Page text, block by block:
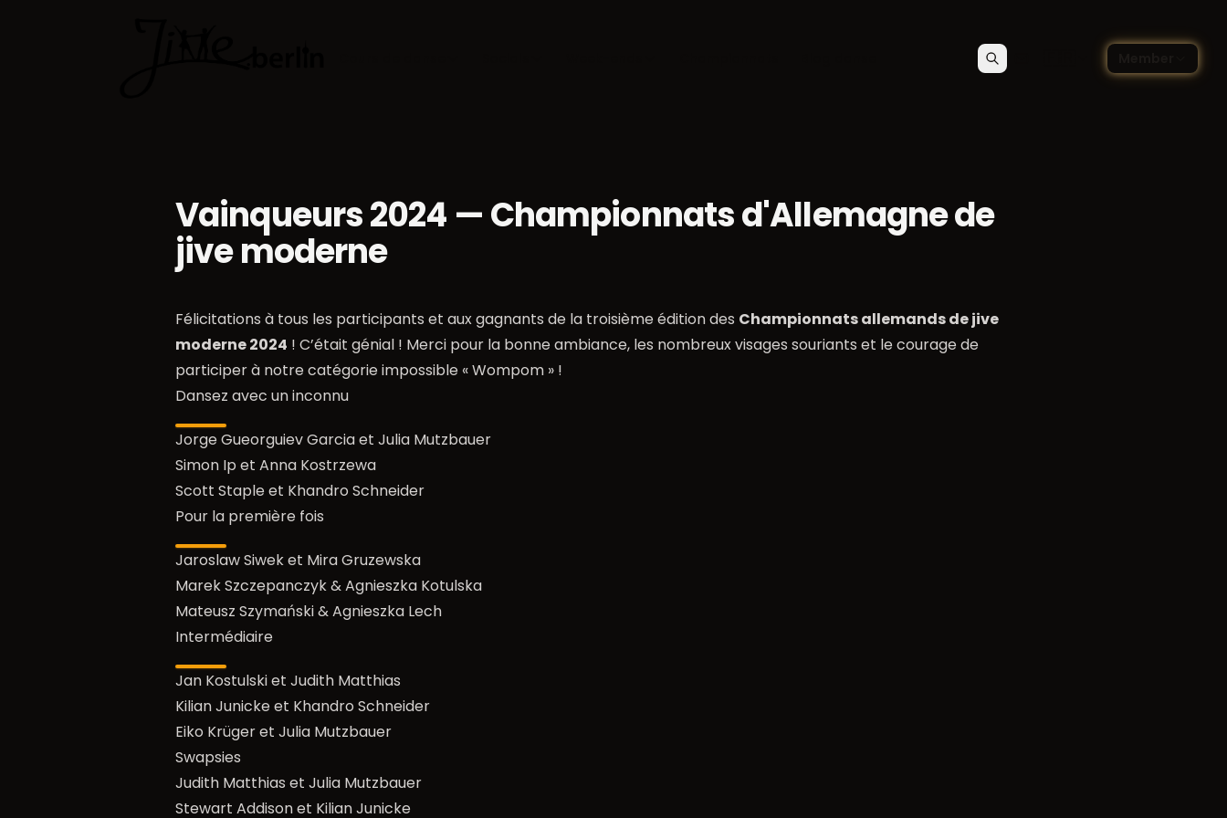
RechercherChoisir la langue —
Vainqueurs 2024 — Championnats d'Allemagne de
jive moderne
Félicitations à tous les participants et aux gagnants de la troisième édition des Championnats allemands de jive
moderne 2024 ! C’était génial ! Merci pour la bonne ambiance, les nombreux visages souriants et le courage de
participer à notre catégorie impossible « Wompom » !
Dansez avec un inconnu
Jorge Gueorguiev Garcia et Julia Mutzbauer
Simon Ip et Anna Kostrzewa
Scott Staple et Khandro Schneider
Pour la première fois
Jaroslaw Siwek et Mira Gruzewska
Marek Szczepanczyk & Agnieszka Kotulska
Mateusz Szymański & Agnieszka Lech
Intermédiaire
Jan Kostulski et Judith Matthias
Kilian Junicke et Khandro Schneider
Eiko Krüger et Julia Mutzbauer
Swapsies
Judith Matthias et Julia Mutzbauer
Stewart Addison et Kilian Junicke